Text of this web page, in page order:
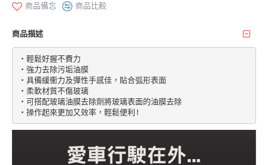
商品備忘 商品比較
商品描述
‧輕鬆好握不費力
‧強力去除污垢油膜
‧具備緩衝力及彈性手感佳，貼合弧形表面
‧柔軟材質不傷玻璃
‧可搭配玻璃油膜去除劑將玻璃表面的油膜去除